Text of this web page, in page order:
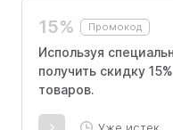
15% Промокод
Используя
получить скидку
товаров.